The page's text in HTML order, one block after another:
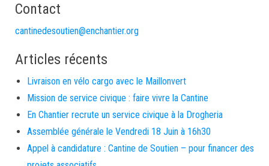
Contact
cantinedesoutien@enchantier.org
Articles récents
Livraison en vélo cargo avec le Maillonvert
Mission de service civique : faire vivre la Cantine
En Chantier recrute un service civique à la Drogheria
Assemblée générale le Vendredi 18 Juin à 16h30
Appel à candidature : Cantine de Soutien – pour financer des